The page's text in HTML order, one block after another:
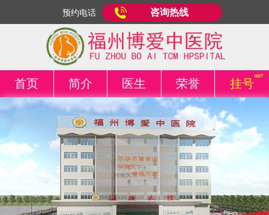
预约电话 咨询热线
首页 简介 医生 荣誉 挂号